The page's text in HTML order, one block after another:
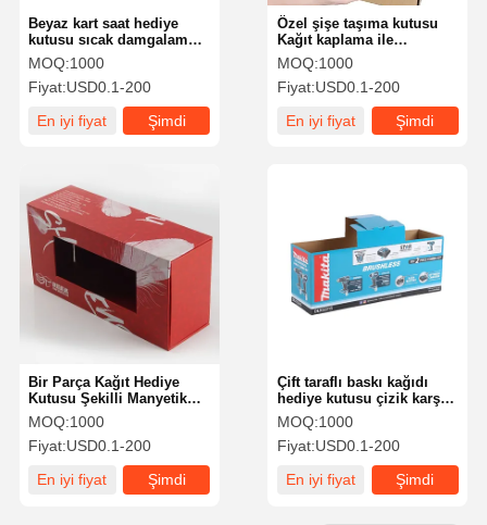
Ana Sayfa Ürünler
Kalite Kontrol Bize Ulaşın
Tüm Servis
Talepleri
Özel şişe taşıma kutusu
Kağıt kaplama ile
dalgalanmış karton
MOQ:1000
Fiyat:USD0.1-200
En iyi fiyat
Şimdi
Beyaz kart saat hediye
kutusu sıcak damgalama
logosu içi EVA ile su
geçirmez
MOQ:1000
Fiyat:USD0.1-200
En iyi fiyat
Şimdi
Çift taraflı baskı kağıdı
hediye kutusu çizik karşıtı
dalgalanmış kağıt ambalaj
kutusu
MOQ:1000
Fiyat:USD0.1-200
En iyi fiyat
Şimdi
Bir Parça Kağıt Hediye
Kutusu Şekilli Manyetik
Katlanabilir Hediye Kutusu
Özellik
MOQ:1000
Fiyat:USD0.1-200
En iyi fiyat
Şimdi